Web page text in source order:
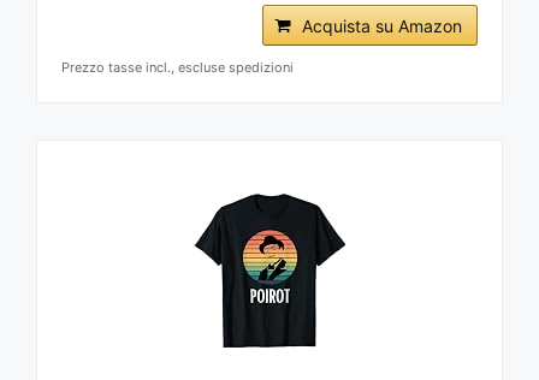
Acquista su Amazon
Prezzo tasse incl., escluse spedizioni